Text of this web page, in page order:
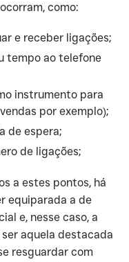
como:
e receber ligações;
tempo ao telefone
instrumento para
por exemplo);
de espera;
de ligações;
a estes pontos, há
equiparada a de
e, nesse caso, a
aquela destacada
resguardar com